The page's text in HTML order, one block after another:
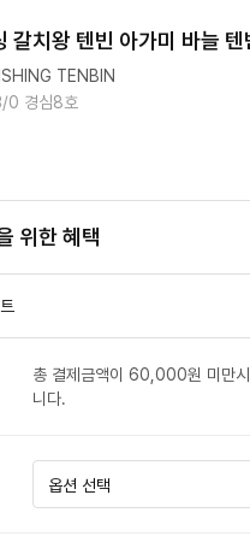
갈치왕 텐빈 아가미 바늘 텐
TENBIN
0 경심8호
위한 혜택
총 결제금액이 60,000원 미만
니다.